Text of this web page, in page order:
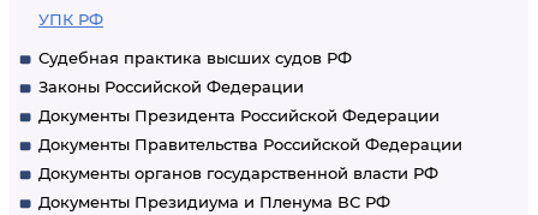
УПК РФ
Судебная практика высших судов РФ
Законы Российской Федерации
Документы Президента Российской Федерации
Документы Правительства Российской Федерации
Документы органов государственной власти РФ
Документы Президиума и Пленума ВС РФ